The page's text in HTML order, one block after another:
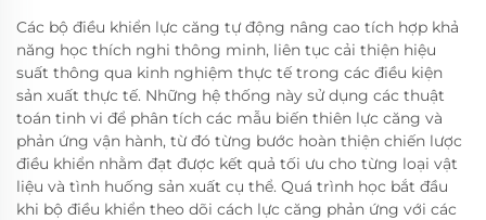
Các bộ điều khiển lực căng tự động nâng cao tích hợp khả
năng học thích nghi thông minh, liên tục cải thiện hiệu
suất thông qua kinh nghiệm thực tế trong các điều kiện
sản xuất thực tế. Những hệ thống này sử dụng các thuật
toán tinh vi để phân tích các mẫu biến thiên lực căng và
phản ứng vận hành, từ đó từng bước hoàn thiện chiến lược
điều khiển nhằm đạt được kết quả tối ưu cho từng loại vật
liệu và tình huống sản xuất cụ thể. Quá trình học bắt đầu
khi bộ điều khiển theo dõi cách lực căng phản ứng với các